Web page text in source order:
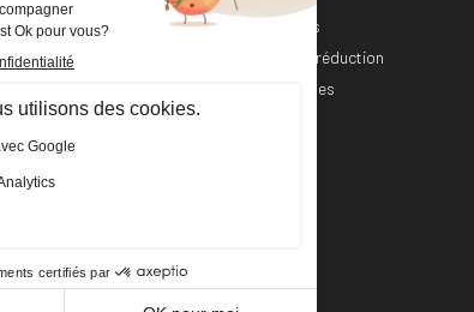
36 20 61
shop.com
Adresses
Bons de réduction
Mes alertes